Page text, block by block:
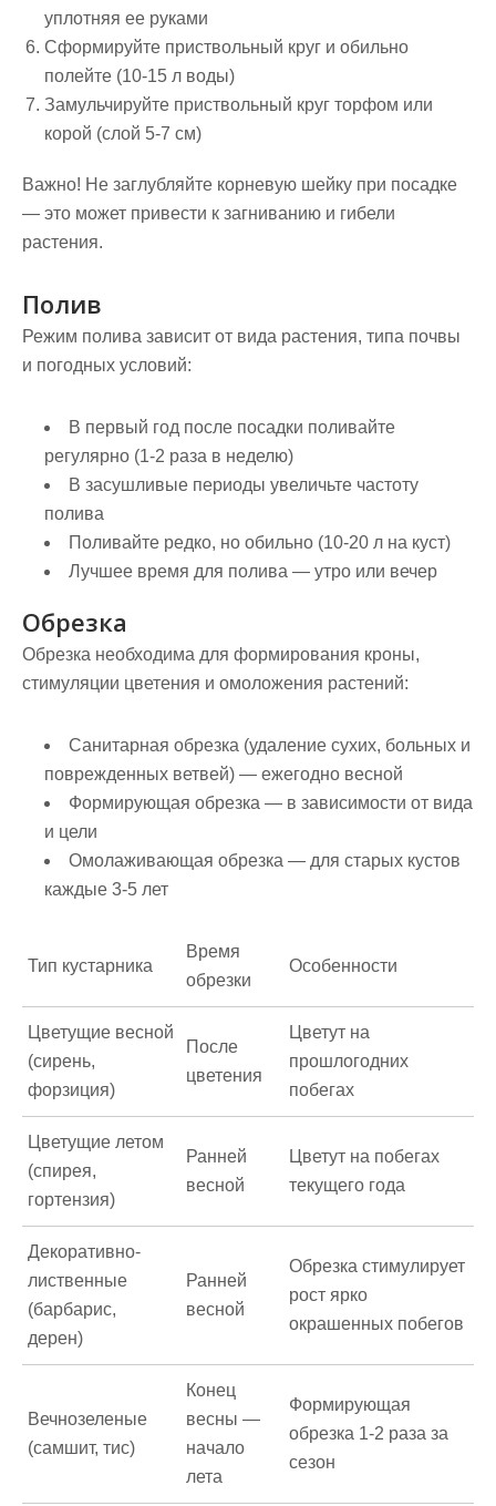
уплотняя ее руками
Сформируйте приствольный круг и обильно
полейте (10-15 л воды)
Замульчируйте приствольный круг торфом или
корой (слой 5-7 см)
Важно! Не заглубляйте корневую шейку при посадке
— это может привести к загниванию и гибели
растения.
Полив
Режим полива зависит от вида растения, типа почвы
и погодных условий:
В первый год после посадки поливайте
регулярно (1-2 раза в неделю)
В засушливые периоды увеличьте частоту
полива
Поливайте редко, но обильно (10-20 л на куст)
Лучшее время для полива — утро или вечер
Обрезка
Обрезка необходима для формирования кроны,
стимуляции цветения и омоложения растений:
Санитарная обрезка (удаление сухих, больных и
поврежденных ветвей) — ежегодно весной
Формирующая обрезка — в зависимости от вида
и цели
Омолаживающая обрезка — для старых кустов
каждые 3-5 лет
Тип кустарника
Время
обрезки
Особенности
Цветущие весной
(сирень,
форзиция)
После
цветения
Цветут на
прошлогодних
побегах
Цветущие летом
(спирея,
гортензия)
Ранней
весной
Цветут на побегах
текущего года
Декоративно-
лиственные
(барбарис,
дерен)
Ранней
весной
Обрезка стимулирует
рост ярко
окрашенных побегов
Вечнозеленые
(самшит, тис)
Конец
весны —
начало
лета
Формирующая
обрезка 1-2 раза за
сезон